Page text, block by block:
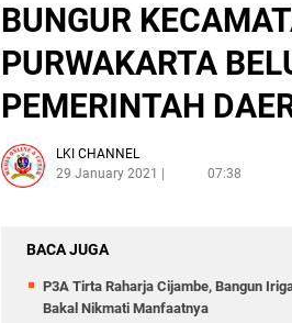
BUNGUR
PURWAKARTA
PEMERINTAH
LKI CHANNEL
29 January 2021
07:38
BACA JUGA
P3A Tirta Raharja Cijambe, Bangun
Bakal Nikmati Manfaatnya